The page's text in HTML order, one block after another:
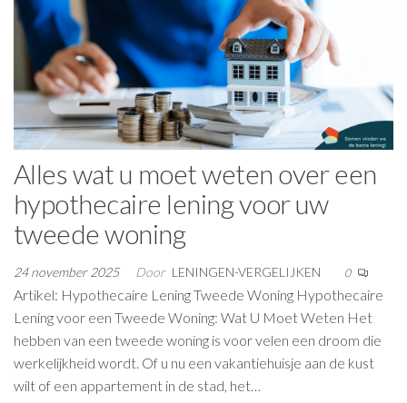
Alles wat u moet weten over een
hypothecaire lening voor uw
tweede woning
24 november 2025 Door LENINGEN-VERGELIJKEN 0
Artikel: Hypothecaire Lening Tweede Woning Hypothecaire
Lening voor een Tweede Woning: Wat U Moet Weten Het
hebben van een tweede woning is voor velen een droom die
werkelijkheid wordt. Of u nu een vakantiehuisje aan de kust
wilt of een appartement in de stad, het…